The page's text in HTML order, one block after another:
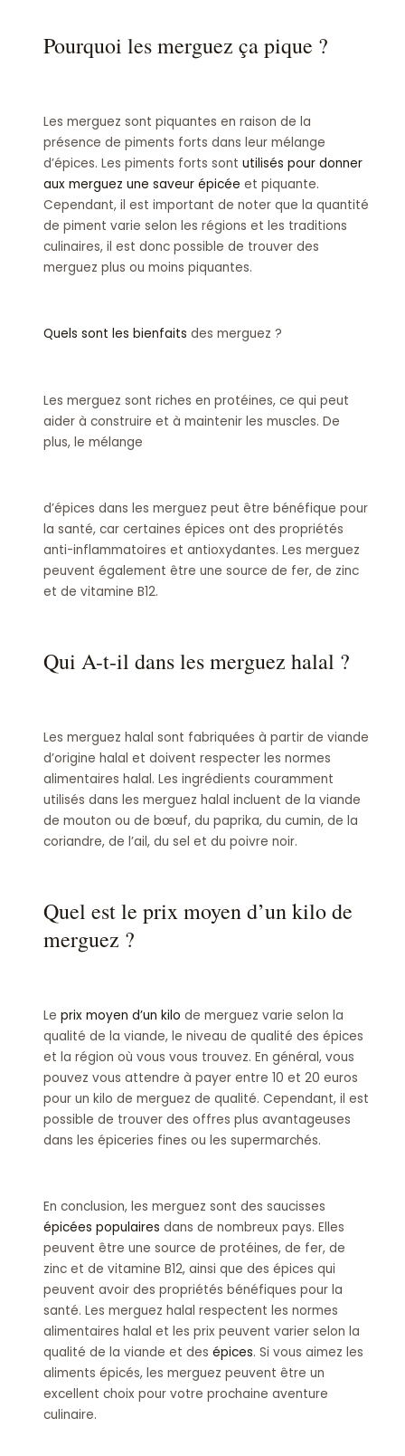
Pourquoi les merguez ça pique ?
Les merguez sont piquantes en raison de la
présence de piments forts dans leur mélange
d’épices. Les piments forts sont utilisés pour donner
aux merguez une saveur épicée et piquante.
Cependant, il est important de noter que la quantité
de piment varie selon les régions et les traditions
culinaires, il est donc possible de trouver des
merguez plus ou moins piquantes.
Quels sont les bienfaits des merguez ?
Les merguez sont riches en protéines, ce qui peut
aider à construire et à maintenir les muscles. De
plus, le mélange
d’épices dans les merguez peut être bénéfique pour
la santé, car certaines épices ont des propriétés
anti-inflammatoires et antioxydantes. Les merguez
peuvent également être une source de fer, de zinc
et de vitamine B12.
Qui A-t-il dans les merguez halal ?
Les merguez halal sont fabriquées à partir de viande
d’origine halal et doivent respecter les normes
alimentaires halal. Les ingrédients couramment
utilisés dans les merguez halal incluent de la viande
de mouton ou de bœuf, du paprika, du cumin, de la
coriandre, de l’ail, du sel et du poivre noir.
Quel est le prix moyen d’un kilo de
merguez ?
Le prix moyen d’un kilo de merguez varie selon la
qualité de la viande, le niveau de qualité des épices
et la région où vous vous trouvez. En général, vous
pouvez vous attendre à payer entre 10 et 20 euros
pour un kilo de merguez de qualité. Cependant, il est
possible de trouver des offres plus avantageuses
dans les épiceries fines ou les supermarchés.
En conclusion, les merguez sont des saucisses
épicées populaires dans de nombreux pays. Elles
peuvent être une source de protéines, de fer, de
zinc et de vitamine B12, ainsi que des épices qui
peuvent avoir des propriétés bénéfiques pour la
santé. Les merguez halal respectent les normes
alimentaires halal et les prix peuvent varier selon la
qualité de la viande et des épices. Si vous aimez les
aliments épicés, les merguez peuvent être un
excellent choix pour votre prochaine aventure
culinaire.